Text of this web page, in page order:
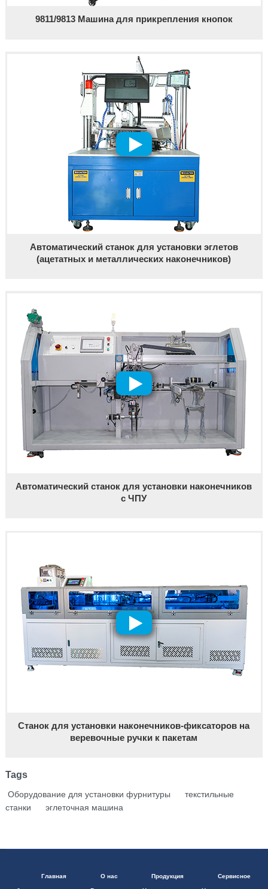
9811/9813 Машина для прикрепления кнопок
Автоматический станок для установки эглетов
(ацетатных и металлических наконечников)
Автоматический станок для установки наконечников
с ЧПУ
Станок для установки наконечников-фиксаторов на
веревочные ручки к пакетам
Tags
Оборудование для установки фурнитуры
текстильные
станки
эглеточная машина
Главная О нас Продукция Сервисное